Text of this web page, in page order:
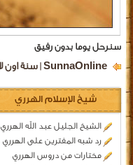
سنرحل يوما بدون رفيق
SunnaOnline | سنة اون لاين
شيخ الإسلام الهرري
الشيخ الجليل عبد الله الهرري
رد شبه المفترين على الهرري
مختارات من دروس الهرري